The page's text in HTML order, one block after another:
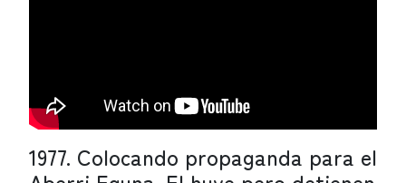
1977. Colocando propaganda para el